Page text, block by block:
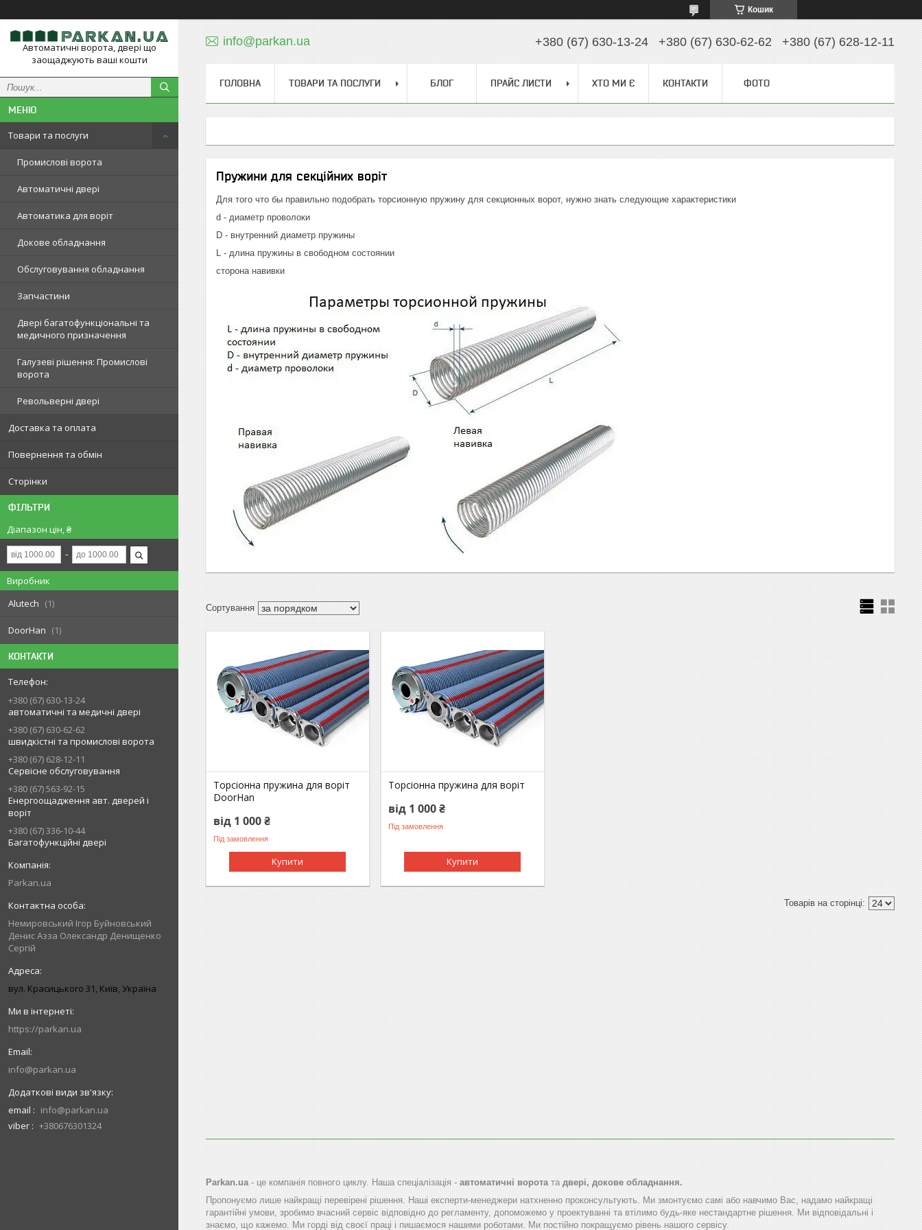
Кошик
Автоматичні ворота, двері що
заощаджують ваші кошти
Товари та послуги
Промислові ворота
Автоматичні двері
Автоматика для воріт
Докове обладнання
Обслуговування обладнання
Запчастини
Двері багатофункціональні та
медичного призначення
Галузеві рішення: Промислові
ворота
Револьверні двері
Доставка та оплата
Повернення та обмін
Сторінки
ФІЛЬТРИ
Діапазон цін, ₴
Виробник
Alutech
1
DoorHan 1
КОНТАКТИ
+380 (67) 630-13-24
автоматичні та медичні двері
+380 (67) 630-62-62
швидкістні та промислові ворота
+380 (67) 628-12-11
Сервісне обслуговування
+380 (67) 563-92-15
Енергоощадження авт. дверей і
воріт
+380 (67) 336-10-44
Багатофункційні двері
Parkan.ua
Немировський Ігор Буйновський
Денис Азза Олександр Денищенко
Сергій
вул. Красицького 31, Київ, Україна
https://parkan.ua
info@parkan.ua
email
info@parkan.ua
viber
+380676301324
info@parkan.ua +380 (67) 630-13-24 +380 (67) 630-62-62 +380 (67) 628-12-11
ГОЛОВНА ТОВАРИ ТА ПОСЛУГИ БЛОГ ПРАЙС ЛИСТИ ХТО МИ Є КОНТАКТИ ФОТО
Пружини для секційних воріт
Для того что бы правильно подобрать торсионную пружину для секционных ворот, нужно знать следующие характеристики
d - диаметр проволоки
D - внутренний диаметр пружины
L - длина пружины в свободном состоянии
сторона навивки
Торсіонна пружина для воріт
DoorHan
від 1 000 ₴
Під замовлення
Купити
Торсіонна пружина для воріт
від 1 000 ₴
Під замовлення
Купити
Parkan.ua- це компанія повного циклу. Наша спеціалізація - автоматичні ворота та двері, докове обладнання.
Пропонуємо лише найкращі перевірені рішення. Наші експерти-менеджери натхненно проконсультують. Ми змонтуємо самі або навчимо Вас, надамо найкращі
гарантійні умови, зробимо вчасний сервіс відповідно до регламенту, допоможемо у проектуванні та втілимо будь-яке нестандартне рішення. Ми відповідальні і
знаємо, що кажемо. Ми горді від своєї праці і пишаємося нашими роботами. Ми постійно покращуємо рівень нашого сервісу.